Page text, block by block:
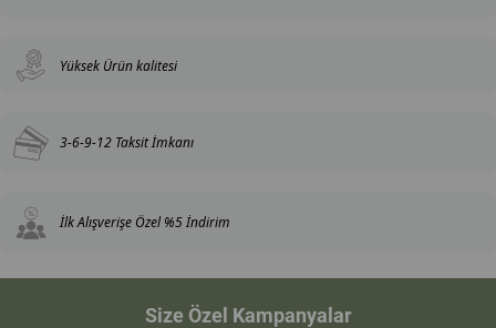
Yüksek Ürün kalitesi
3-6-9-12 Taksit İmkanı
İlk Alışverişe Özel %5 İndirim
Size Özel Kampanyalar